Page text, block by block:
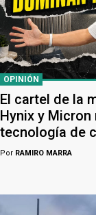
OPINIÓN
El cartel de la
Hynix y
tecnología de
Por RAMIRO MARRA